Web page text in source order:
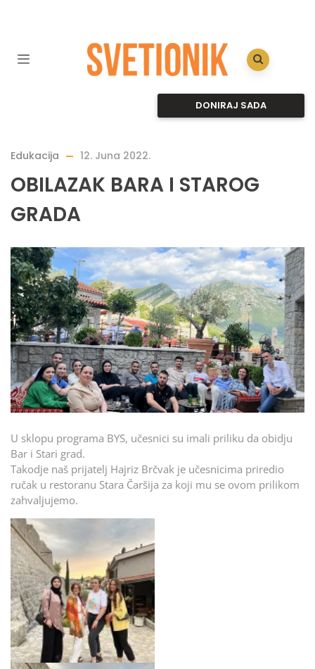
DONIRAJ SADA
Edukacija 12. Juna 2022.
OBILAZAK BARA I STAROG
GRADA
U sklopu programa BYS, učesnici su imali priliku da obidju
Bar i Stari grad.
Takodje naš prijatelj Hajriz Brčvak je učesnicima priredio
ručak u restoranu Stara Čaršija za koji mu se ovom prilikom
zahvaljujemo.